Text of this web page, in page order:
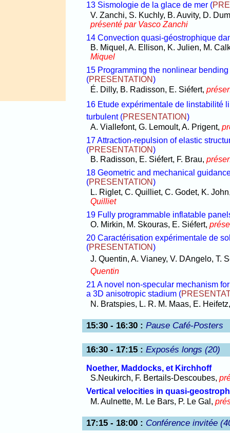
13 Sismologie de la glace de mer (
V. Zanchi, S. Kuchly, B. Auvity, D.
présenté par Vasco Zanchi
14 Convection quasi-géostrophique
B. Miquel, A. Ellison, K. Julien, M.
Miquel
15 Programming the nonlinear
(PRESENTATION)
É. Dilly, B. Radisson, E. Siéfert,
16 Etude expérimentale de linstabilité
turbulent(PRESENTATION)
A. Viallefont, G. Lemoult, A. Prigent,
17 Attraction-repulsion of elastic
(PRESENTATION)
B. Radisson, E. Siéfert, F. Brau,
18 Geometric and mechanical
(PRESENTATION)
L. Riglet, C. Quilliet, C. Godet, K.
Quilliet
19 Fully programmable inflatable
O. Mirkin, M. Skouras, E. Siéfert,
20 Caractérisation expérimentale de
(PRESENTATION)
J. Quentin, A. Vianey, V. DAngelo, T.
Quentin
21 A novel non-specular mechanism
a 3D anisotropic stadium (
N. Bratspies, L. R. M. Maas, E.
15:30 - 16:30 :Pause Café­-Posters
16:30 - 17:15 :Exposés longs (20)
Noether, Maddocks, et Kirchhoff
S.Neukirch, F. Bertails-Descoubes,
Vertical velocities in quasi-
M. Aulnette, M. Le Bars, P. Le Gal,
17:15 - 18:00 : Conférence invitée